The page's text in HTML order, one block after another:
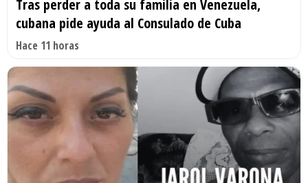
Tras perder a toda su familia en Venezuela,
cubana pide ayuda al Consulado de Cuba
Hace 11 horas